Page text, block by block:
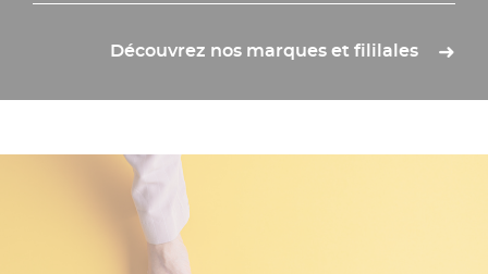
Découvrez nos marques et fililales